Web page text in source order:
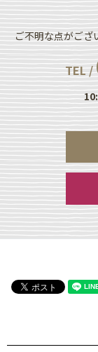
ご不明な点がござ
TEL /